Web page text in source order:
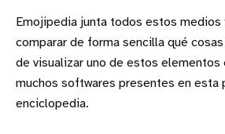
Emojipedia junta todos estos medios
comparar de forma sencilla qué
de visualizar uno de estos elementos
muchos softwares presentes en esta
enciclopedia.